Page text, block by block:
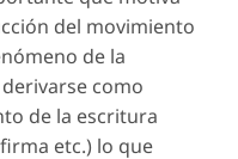
del movimiento
de la
como
de la escritura
etc.) lo que